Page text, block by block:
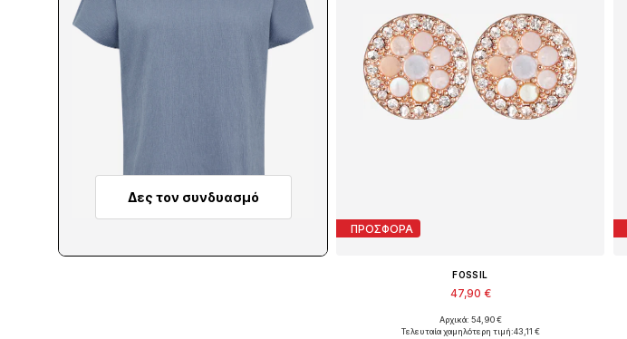
Δες τον συνδυασμό
ΠΡΟΣΦΟΡΑ
FOSSIL
47,90 €
Διαθέσιμα μεγέθη: One Size
Αρχικά: 54,90 €
Τελευταία χαμηλότερη τιμή:43,11 €